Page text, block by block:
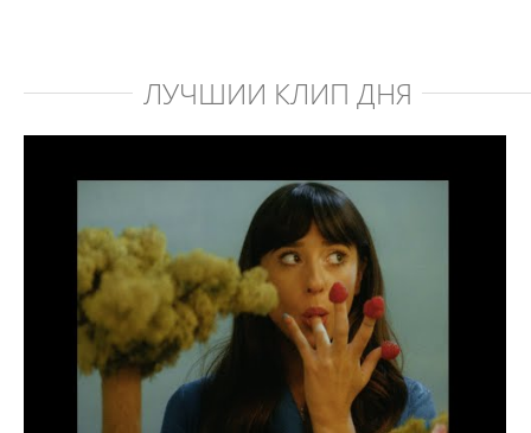
ЛУЧШИЙ КЛИП ДНЯ